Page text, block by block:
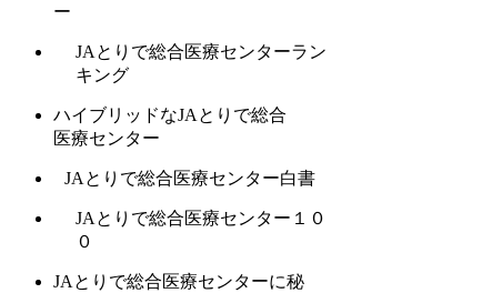
ー
JAとりで総合医療センターラン
キング
ハイブリッドなJAとりで総合
医療センター
JAとりで総合医療センター白書
JAとりで総合医療センター１０
０
JAとりで総合医療センターに秘